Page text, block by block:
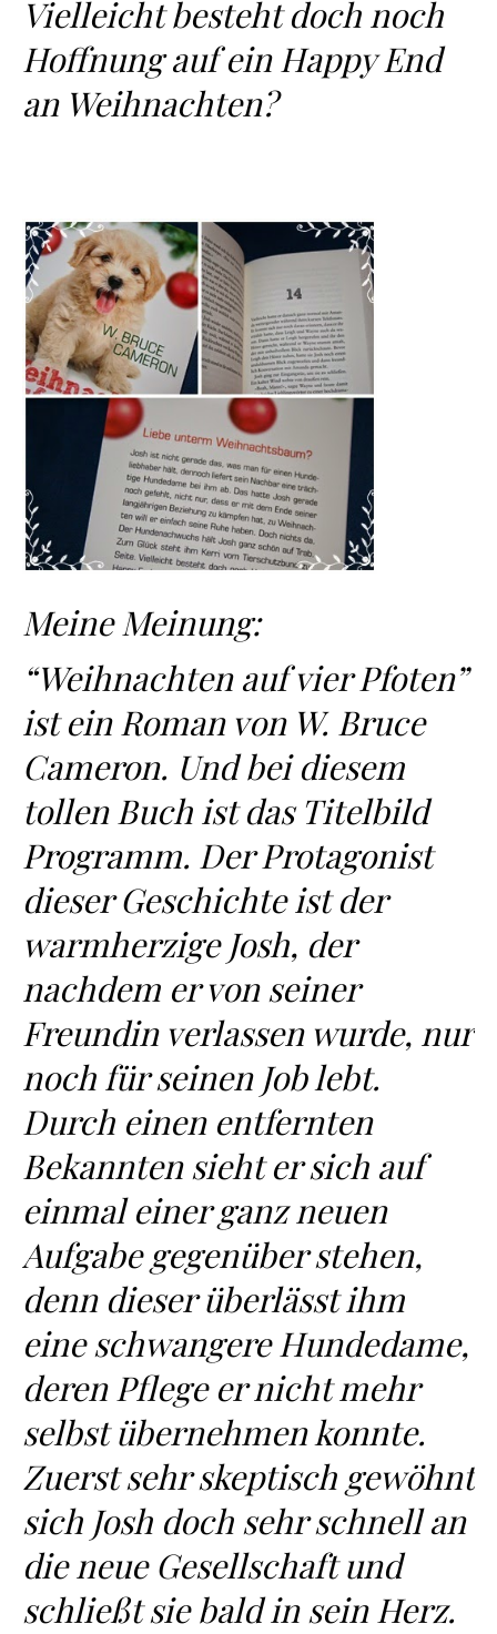
Vielleicht besteht doch noch
Hoffnung auf ein Happy End
an Weihnachten?
Meine Meinung:
“Weihnachten auf vier Pfoten”
ist ein Roman von W. Bruce
Cameron. Und bei diesem
tollen Buch ist das Titelbild
Programm. Der Protagonist
dieser Geschichte ist der
warmherzige Josh, der
nachdem er von seiner
Freundin verlassen wurde, nur
noch für seinen Job lebt.
Durch einen entfernten
Bekannten sieht er sich auf
einmal einer ganz neuen
Aufgabe gegenüber stehen,
denn dieser überlässt ihm
eine schwangere Hundedame,
deren Pflege er nicht mehr
selbst übernehmen konnte.
Zuerst sehr skeptisch gewöhnt
sich Josh doch sehr schnell an
die neue Gesellschaft und
schließt sie bald in sein Herz.